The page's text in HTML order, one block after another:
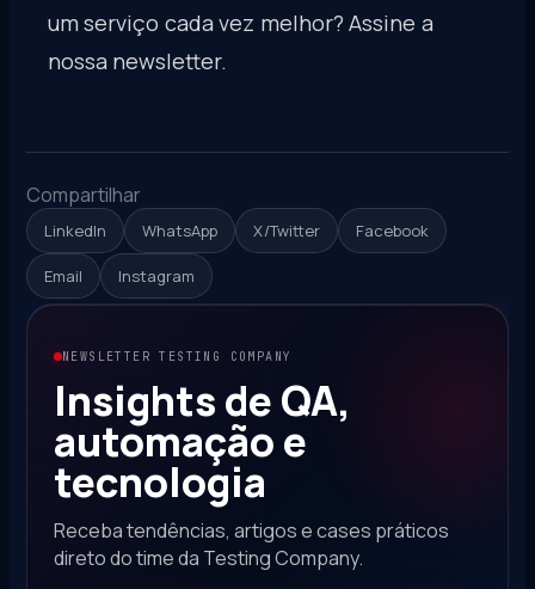
um serviço cada vez melhor? Assine a
nossa newsletter.
Compartilhar
LinkedIn WhatsApp X/Twitter Facebook
Email Instagram
NEWSLETTER TESTING COMPANY
Insights de QA,
automação e
tecnologia
Receba tendências, artigos e cases práticos
direto do time da Testing Company.